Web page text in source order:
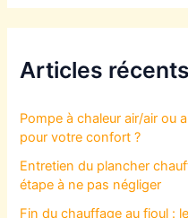
Articles récents
Pompe à chaleur air/air ou
pour votre confort ?
Entretien du plancher
étape à ne pas négliger
Fin du chauffage au fioul :